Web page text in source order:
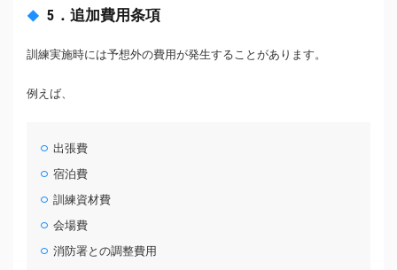
5．追加費用条項
訓練実施時には予想外の費用が発生することがあります。
例えば、
出張費
宿泊費
訓練資材費
会場費
消防署との調整費用